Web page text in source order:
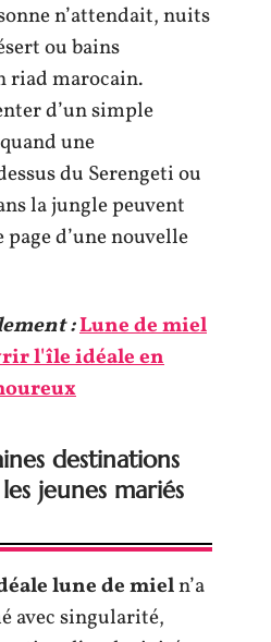
n’attendait, nuits
ou bains
riad marocain.
d’un simple
une
du Serengeti ou
la jungle peuvent
d’une nouvelle
:Lune de miel
l'île idéale en
destinations
jeunes mariés
lune de mieln’a
avec singularité,